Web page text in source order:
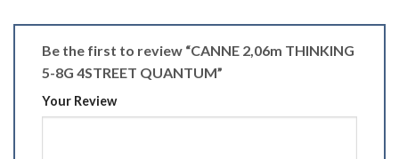
Be the first to review “CANNE 2,06m THINKING
5-8G 4STREET QUANTUM”
Your Review